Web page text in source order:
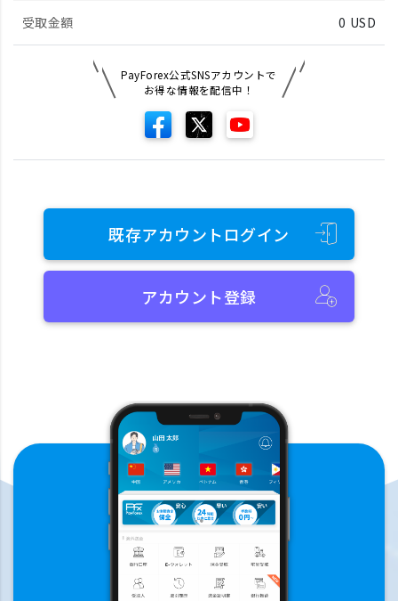
受取金額 0 USD
PayForex公式SNSアカウントで
お得な情報を配信中！
既存アカウントログイン
アカウント登録